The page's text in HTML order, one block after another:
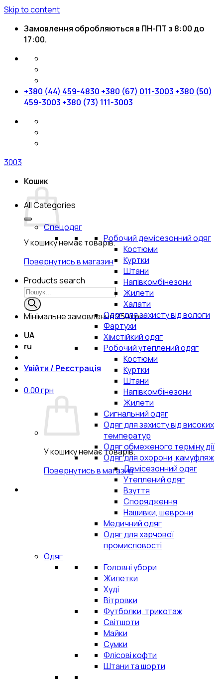
Skip to content
Замовлення обробляються в ПН-ПТ з 8:00 до
17:00.
+380 (44) 459-4830 +380 (67) 011-3003 +380 (50)
459-3003 +380 (73) 111-3003
3003
Кошик
У кошику немає товарів.
Повернутись в магазин
Products search
Мінімальне замовлення250 грн.
UA
ru
Увійти / Реєстрація
0.00грн
У кошику немає товарів.
Повернутись в магазин
All Categories
Спецодяг
Робочий демісезонний одяг
Костюми
Куртки
Штани
Напівкомбінезони
Жилети
Халати
Одяг для захисту від вологи
Фартухи
Хімстійкий одяг
Робочий утеплений одяг
Костюми
Куртки
Штани
Напівкомбінезони
Жилети
Сигнальний одяг
Одяг для захисту від високих
температур
Одяг обмеженого терміну дії
Одяг для охорони, камуфляж
Демісезонний одяг
Утеплений одяг
Взуття
Спорядження
Нашивки, шеврони
Медичний одяг
Одяг для харчової
промисловості
Одяг
Головні убори
Жилетки
Худі
Вітровки
Футболки, трикотаж
Світшоти
Майки
Сумки
Флісові кофти
Штани та шорти